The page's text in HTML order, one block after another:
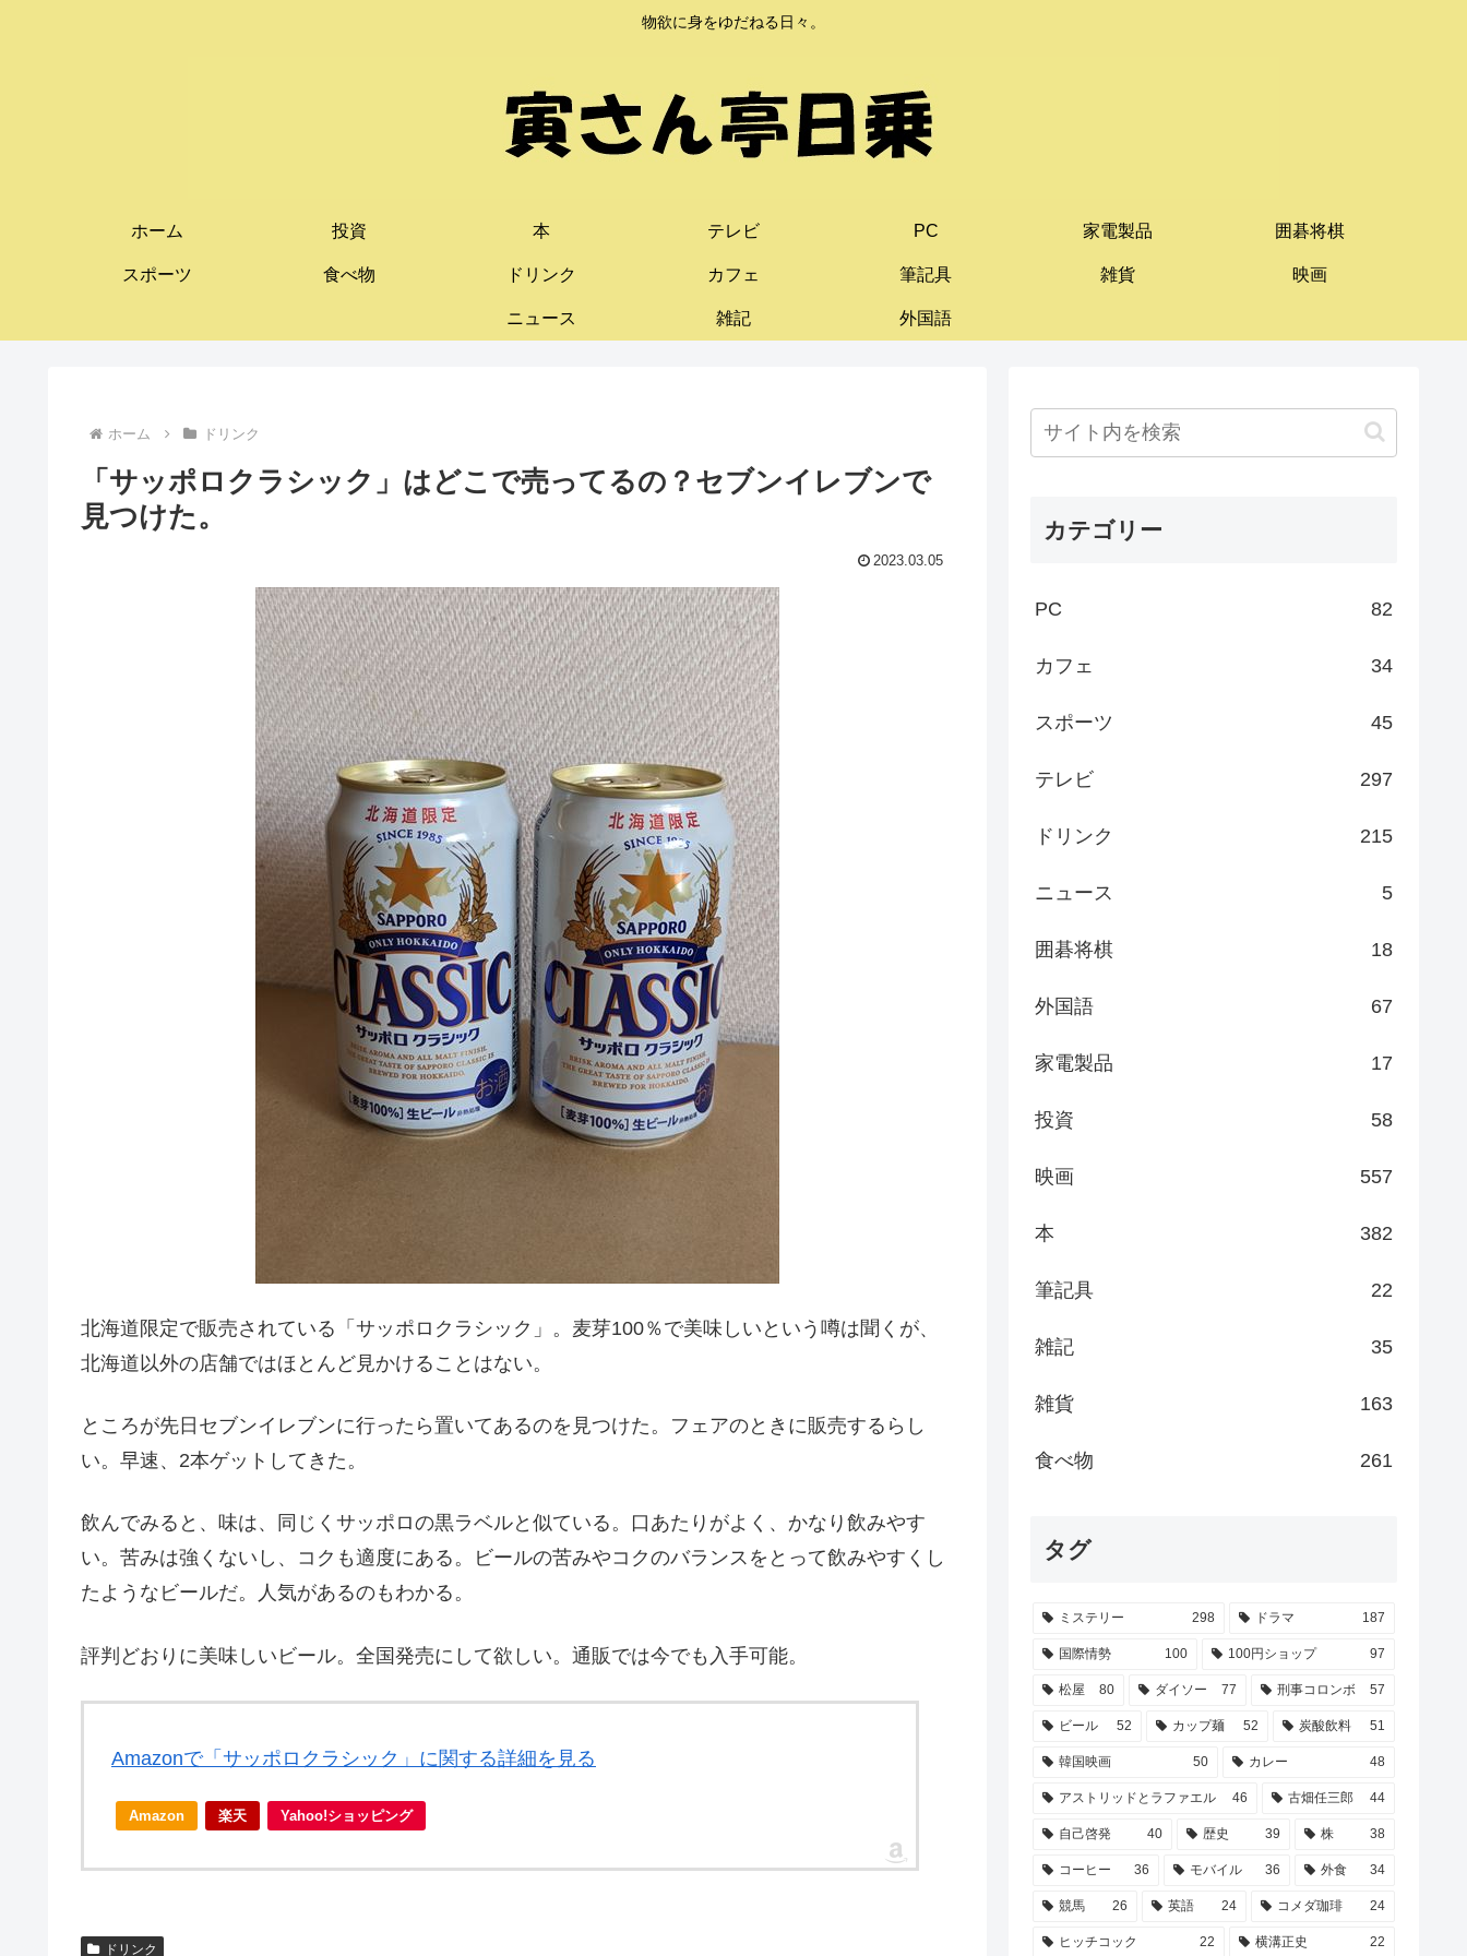
物欲に身をゆだねる日々。
ホーム 投資 本 テレビ PC 家電製品 囲碁将棋
スポーツ 食べ物 ドリンク カフェ 筆記具 雑貨 映画
ニュース 雑記 外国語
ホーム ドリンク
「サッポロクラシック」はどこで売ってるの？セブンイレブンで
見つけた。
2023.03.05
北海道限定で販売されている「サッポロクラシック」。麦芽100％で美味しいという噂は聞くが、
北海道以外の店舗ではほとんど見かけることはない。
ところが先日セブンイレブンに行ったら置いてあるのを見つけた。フェアのときに販売するらし
い。早速、2本ゲットしてきた。
飲んでみると、味は、同じくサッポロの黒ラベルと似ている。口あたりがよく、かなり飲みやす
い。苦みは強くないし、コクも適度にある。ビールの苦みやコクのバランスをとって飲みやすくし
たようなビールだ。人気があるのもわかる。
評判どおりに美味しいビール。全国発売にして欲しい。通販では今でも入手可能。
Amazonで「サッポロクラシック」に関する詳細を見る
Amazon 楽天 Yahoo!ショッピング
ドリンク
カテゴリー
PC 82
カフェ 34
スポーツ 45
テレビ 297
ドリンク 215
ニュース 5
囲碁将棋 18
外国語 67
家電製品 17
投資 58
映画 557
本 382
筆記具 22
雑記 35
雑貨 163
食べ物 261
タグ
ミステリー 298 ドラマ 187
国際情勢 100 100円ショップ 97
松屋 80 ダイソー 77 刑事コロンボ 57
ビール 52 カップ麺 52 炭酸飲料 51
韓国映画 50 カレー 48
アストリッドとラファエル 46 古畑任三郎 44
自己啓発 40 歴史 39 株 38
コーヒー 36 モバイル 36 外食 34
競馬 26 英語 24 コメダ珈琲 24
ヒッチコック 22 横溝正史 22